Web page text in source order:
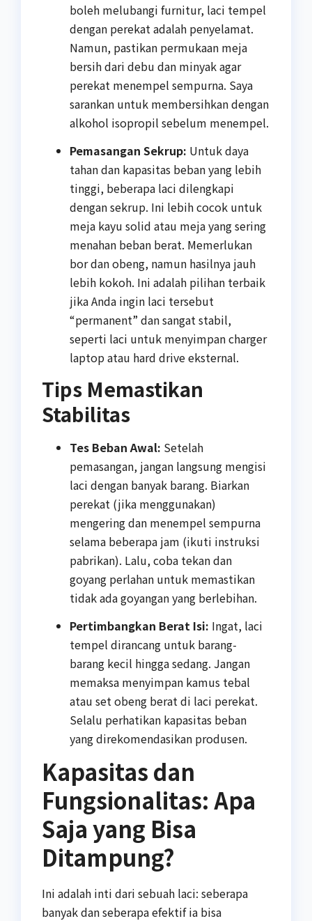
boleh melubangi furnitur, laci tempel
dengan perekat adalah penyelamat.
Namun, pastikan permukaan meja
bersih dari debu dan minyak agar
perekat menempel sempurna. Saya
sarankan untuk membersihkan dengan
alkohol isopropil sebelum menempel.
Pemasangan Sekrup: Untuk daya
tahan dan kapasitas beban yang lebih
tinggi, beberapa laci dilengkapi
dengan sekrup. Ini lebih cocok untuk
meja kayu solid atau meja yang sering
menahan beban berat. Memerlukan
bor dan obeng, namun hasilnya jauh
lebih kokoh. Ini adalah pilihan terbaik
jika Anda ingin laci tersebut
“permanent” dan sangat stabil,
seperti laci untuk menyimpan charger
laptop atau hard drive eksternal.
Tips Memastikan
Stabilitas
Tes Beban Awal: Setelah
pemasangan, jangan langsung mengisi
laci dengan banyak barang. Biarkan
perekat (jika menggunakan)
mengering dan menempel sempurna
selama beberapa jam (ikuti instruksi
pabrikan). Lalu, coba tekan dan
goyang perlahan untuk memastikan
tidak ada goyangan yang berlebihan.
Pertimbangkan Berat Isi: Ingat, laci
tempel dirancang untuk barang-
barang kecil hingga sedang. Jangan
memaksa menyimpan kamus tebal
atau set obeng berat di laci perekat.
Selalu perhatikan kapasitas beban
yang direkomendasikan produsen.
Kapasitas dan
Fungsionalitas: Apa
Saja yang Bisa
Ditampung?
Ini adalah inti dari sebuah laci: seberapa
banyak dan seberapa efektif ia bisa